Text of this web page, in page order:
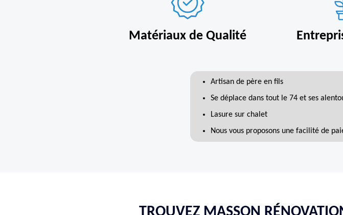
Matériaux de Qualité
Artisan de père en fils
Se déplace dans tout le 74 et ses
Lasure sur chalet
Nous vous proposons une facilité de